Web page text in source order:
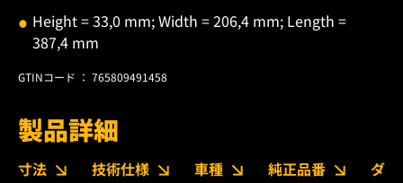
Height = 33,0 mm; Width = 206,4 mm; Length =
387,4 mm
GTINコード ： 765809491458
製品詳細
寸法 技術仕様 車種 純正品番 ダ